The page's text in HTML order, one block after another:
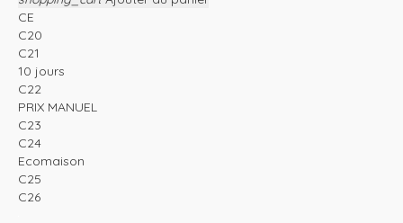
CE
C20
C21
10 jours
C22
PRIX MANUEL
C23
C24
Ecomaison
C25
C26